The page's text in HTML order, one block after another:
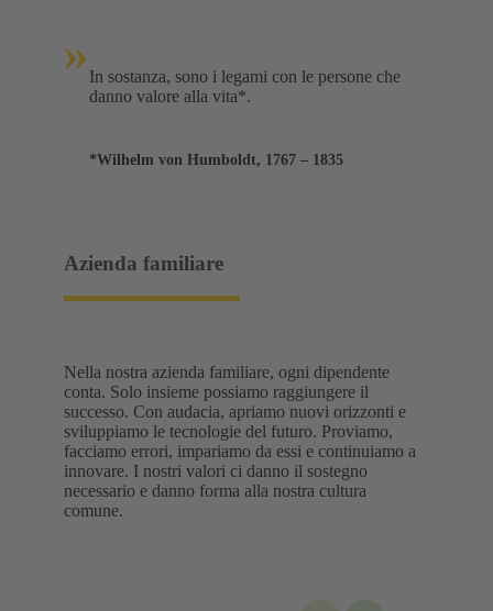
» In sostanza, sono i legami con le persone che
danno valore alla vita*.
*Wilhelm von Humboldt, 1767 – 1835
Azienda familiare
Nella nostra azienda familiare, ogni dipendente
conta. Solo insieme possiamo raggiungere il
successo. Con audacia, apriamo nuovi orizzonti e
sviluppiamo le tecnologie del futuro. Proviamo,
facciamo errori, impariamo da essi e continuiamo a
innovare. I nostri valori ci danno il sostegno
necessario e danno forma alla nostra cultura
comune.